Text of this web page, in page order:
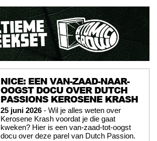
NICE: EEN VAN-ZAAD-NAAR-
OOGST DOCU OVER DUTCH
PASSIONS KEROSENE KRASH
25 juni 2026 - Wil je alles weten over
Kerosene Krash voordat je die gaat
kweken? Hier is een van-zaad-tot-oogst
docu over deze parel van Dutch Passion.